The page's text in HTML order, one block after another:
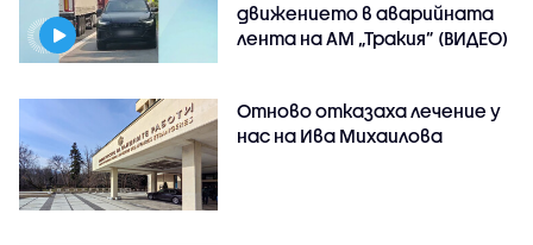
движението в аварийната
лента на АМ „Тракия” (ВИДЕО)
Отново отказаха лечение у
нас на Ива Михаилова